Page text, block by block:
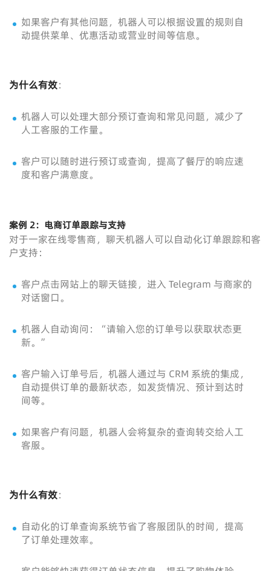
如果客户有其他问题，机器人可以根据设置的规则自
动提供菜单、优惠活动或营业时间等信息。
为什么有效：
机器人可以处理大部分预订查询和常见问题，减少了
人工客服的工作量。
客户可以随时进行预订或查询，提高了餐厅的响应速
度和客户满意度。
案例 2：电商订单跟踪与支持
对于一家在线零售商，聊天机器人可以自动化订单跟踪和客
户支持：
客户点击网站上的聊天链接，进入 Telegram 与商家的
对话窗口。
机器人自动询问：“请输入您的订单号以获取状态更
新。”
客户输入订单号后，机器人通过与 CRM 系统的集成，
自动提供订单的最新状态，如发货情况、预计到达时
间等。
如果客户有问题，机器人会将复杂的查询转交给人工
客服。
为什么有效：
自动化的订单查询系统节省了客服团队的时间，提高
了订单处理效率。